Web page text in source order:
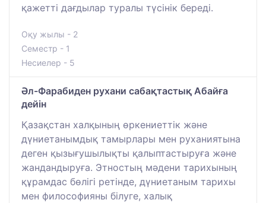
қажетті дағдылар туралы түсінік береді.
Оқу жылы - 2
Семестр - 1
Несиелер - 5
Әл-Фарабиден рухани сабақтастық Абайға
дейін
Қазақстан халқының өркениеттік және
дүниетанымдық тамырлары мен руханиятына
деген қызығушылықты қалыптастыруға және
жандандыруға. Этностың мәдени тарихының
құрамдас бөлігі ретінде, дүниетаным тарихы
мен философияны білуге, халық